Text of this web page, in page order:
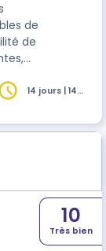
de
de
14 jours | 14
10
Très bien